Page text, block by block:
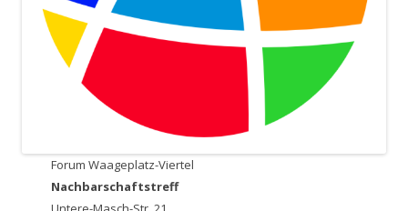
Forum Waageplatz-Viertel
Nachbarschaftstreff